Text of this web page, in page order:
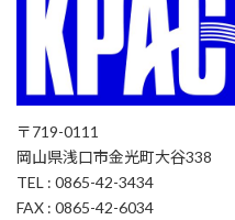
〒719-0111
岡山県浅口市金光町大谷338
TEL : 0865-42-3434
FAX : 0865-42-6034